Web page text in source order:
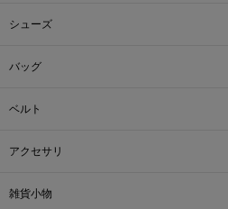
シューズ
バッグ
ベルト
アクセサリ
雑貨小物